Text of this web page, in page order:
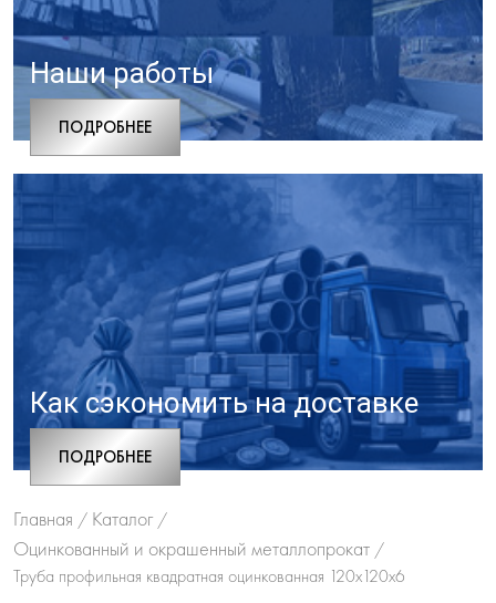
Наши работы
ПОДРОБНЕЕ
Как сэкономить на доставке
ПОДРОБНЕЕ
Главная / Каталог /
Оцинкованный и окрашенный металлопрокат /
Труба профильная квадратная оцинкованная 120х120х6